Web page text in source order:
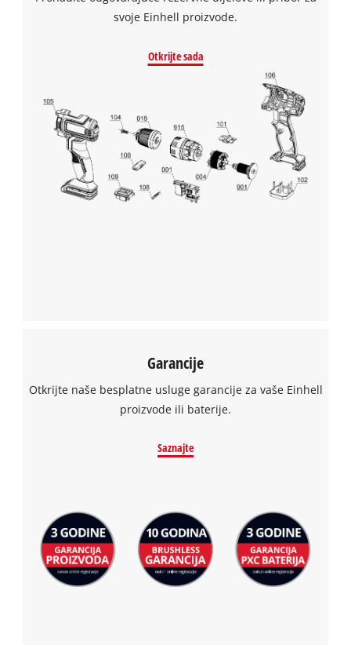
Management Platform
svoje Einhell proizvode.
Otkrijte sada
Garancije
Otkrijte naše besplatne usluge garancije za vaše Einhell
proizvode ili baterije.
Saznajte